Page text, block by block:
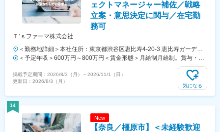
ェクトマネージャー補佐／戦略
立案・意思決定に関与／在宅勤
務可
Ｔ’ｓファーマ株式会社
＜勤務地詳細＞本社住所：東京都渋谷区恵比寿4-20-3 恵比寿ガーデン
プレイスタワー18F勤務地最寄駅：各線／恵比寿駅受動喫煙対策：屋内
全面禁煙変更の範囲：会社の定める事業所（リモートワーク含む）
＜予定年収＞600万円～800万円＜賃金形態＞月給制月給制。賞与・昇
給あり。＜賃金内訳＞月額（基本給）：389,000円～519,000円＜月給
＞389,000円～519,000円＜昇給有無＞有＜残業手当＞有＜給与補足＞
ご経験等により変動あり、当社既定により決定。季節賞与年2回（非管
掲載予定期間： 2026/8/3（月） ～2026/11/1（日）
更新日： 2026/8/3（月）
気になる
14
New
【奈良／橿原市】＜未経験歓迎